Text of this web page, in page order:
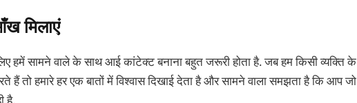
मिलाएं
हमें सामने वाले के साथ आई कांटेक्ट बनाना बहुत जरूरी होता है. जब हम किसी व्यक्ति के
तो हमारे हर एक बातों में विश्वास दिखाई देता है और सामने वाला समझता है कि आप जो